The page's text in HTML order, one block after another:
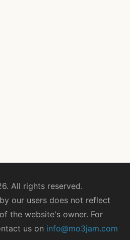
All rights reserved.
our users does not reflect
the website's owner. For
us on info@mo3jam.com